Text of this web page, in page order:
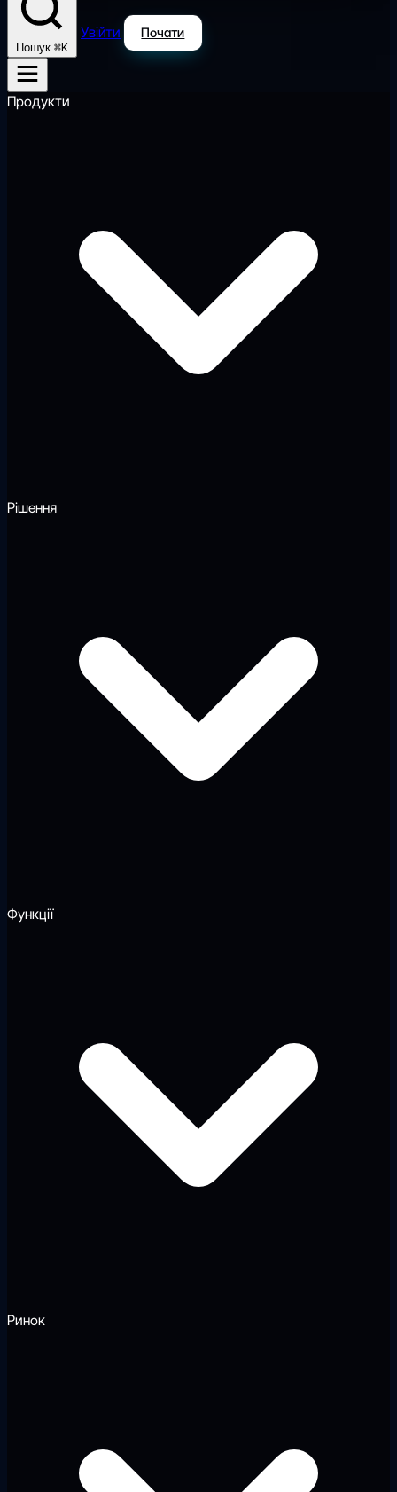
Пошук ⌘K
Увійти Почати
Продукти
Рішення
Функції
Ринок